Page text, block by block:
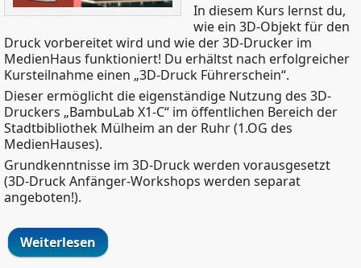
In diesem Kurs lernst du,
wie ein 3D-Objekt für den
Druck vorbereitet wird und wie der 3D-Drucker im
MedienHaus funktioniert! Du erhältst nach erfolgreicher
Kursteilnahme einen „3D-Druck Führerschein“.
Dieser ermöglicht die eigenständige Nutzung des 3D-
Druckers „BambuLab X1-C“ im öffentlichen Bereich der
Stadtbibliothek Mülheim an der Ruhr (1.OG des
MedienHauses).
Grundkenntnisse im 3D-Druck werden vorausgesetzt
(3D-Druck Anfänger-Workshops werden separat
angeboten!).
Weiterlesen über 3D-Druck Führerschein ab 16
Jahren 10.01.26